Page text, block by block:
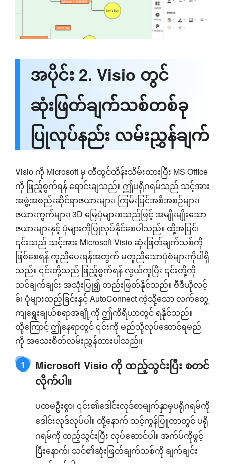
အပိုင်း 2. Visio တွင်
ဆုံးဖြတ်ချက်သစ်တစ်ခု
ပြုလုပ်နည်း လမ်းညွှန်ချက်
Visio ကို Microsoft မှ တီထွင်ထိန်းသိမ်းထားပြီး MS Office
ကို ဖြည့်စွက်ရန် ရောင်းချသည်။ ဤပရိုဂရမ်သည် သင့်အား
အဖွဲ့အစည်းဆိုင်ရာဇယားများ၊ ကြမ်းပြင်အစီအစဉ်များ၊
ဇယားကွက်များ၊ 3D မြေပုံများစသည်ဖြင့် အမျိုးမျိုးသော
ဇယားများနှင့် ပုံများကိုပြုလုပ်နိုင်စေပါသည်။ ထို့အပြင်၊
၎င်းသည် သင့်အား Microsoft Visio ဆုံးဖြတ်ချက်သစ်ကို
ဖြစ်စေရန် ကူညီပေးရန်အတွက် မတူညီသောပုံစံများကိုပါရှိ
သည်။ ၎င်းတို့သည် ဖြည့်စွက်ရန် လွယ်ကူပြီး ၎င်းတို့ကို
သင်ချက်ချင်း အသုံးပြု၍ တည်းဖြတ်နိုင်သည်။ ဗီဒီယိုလင့်
ခ်၊ ပုံများထည့်ခြင်းနှင့် AutoConnect ကဲ့သို့သော လက်တွေ့
ကျရွေးချယ်စရာအချို့ကို ဤကိရိယာတွင် ရနိုင်သည်။
ထို့ကြောင့် ဤနေရာတွင် ၎င်းကို မည်သို့လုပ်ဆောင်ရမည်
ကို အသေးစိတ်လမ်းညွှန်ထားပါသည်။
1
Microsoft Visio ကို ထည့်သွင်းပြီး စတင်
လိုက်ပါ။
ပထမဦးစွာ၊ ၎င်း၏ဒေါင်းလုဒ်စာမျက်နှာမှပရိုဂရမ်ကို
ဒေါင်းလုဒ်လုပ်ပါ။ ထို့နောက် သင့်ကွန်ပြူတာတွင် ပရို
ဂရမ်ကို ထည့်သွင်းပြီး လုပ်ဆောင်ပါ။ အက်ပ်ကိုဖွင့်
ပြီးနောက်၊ သင်၏ဆုံးဖြတ်ချက်သစ်ကို ချက်ချင်း